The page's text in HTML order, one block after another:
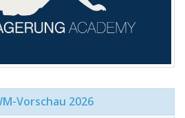
Vorschau 2026